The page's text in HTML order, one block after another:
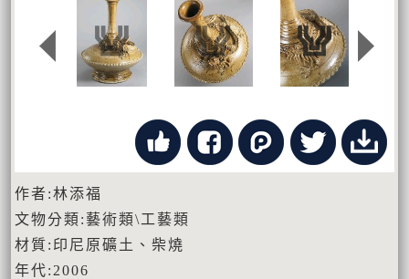
作者:林添福
文物分類:藝術類\工藝類
材質:印尼原礦土、柴燒
年代:2006